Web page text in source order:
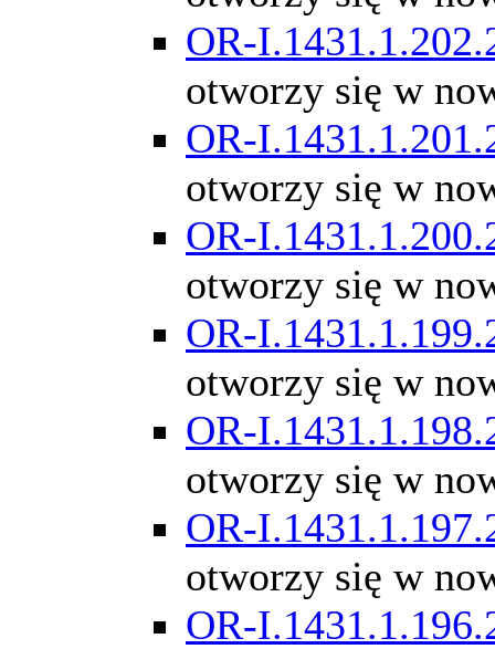
OR-
otworzy się w
OR-
otworzy się w
OR-
otworzy się w
OR-
otworzy się w
OR-
otworzy się w
OR-
otworzy się w
OR-